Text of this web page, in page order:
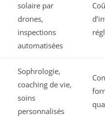
solaire par
drones,
inspections
automatisées
Sophrologie,
coaching de vie,
soins
personnalisés